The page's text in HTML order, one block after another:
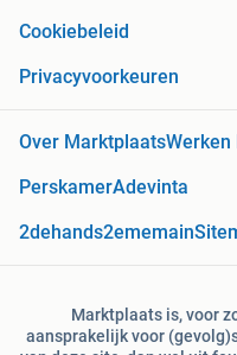
Cookiebeleid
Privacyvoorkeuren
Over MarktplaatsWerken
PerskamerAdevinta
2dehands2ememain
Marktplaats is, voor
aansprakelijk voor